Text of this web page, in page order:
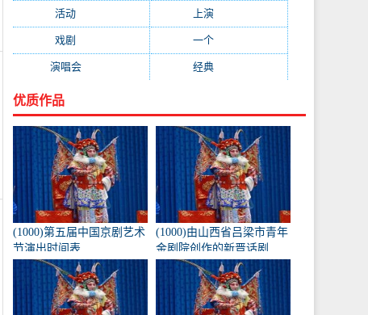
活动 上演
戏剧 一个(1068)
演唱会(1053) 经典(1009)
优质作品
(1000)第五届中国京剧艺术
节演出时间表
(1000)由山西省吕梁市青年
金剧院创作的新晋话剧
《兴化九翁》将于10月16
日在北京长安大剧院上